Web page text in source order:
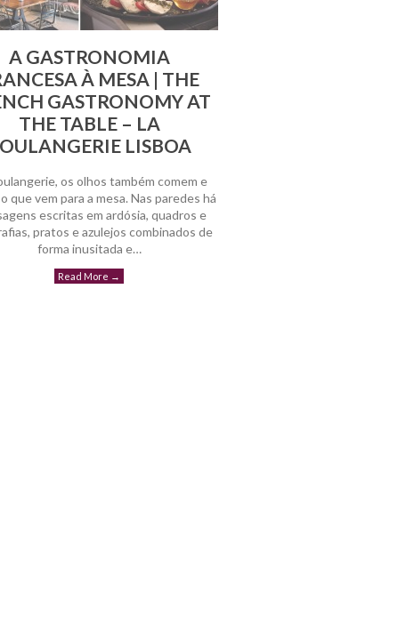
A GASTRONOMIA
À MESA | THE
GASTRONOMY AT
THE TABLE – LA
LISBOA
os olhos também comem e
que vem para a mesa. Nas paredes há
escritas em ardósia, quadros e
pratos e azulejos combinados de
forma inusitada e…
Read More →